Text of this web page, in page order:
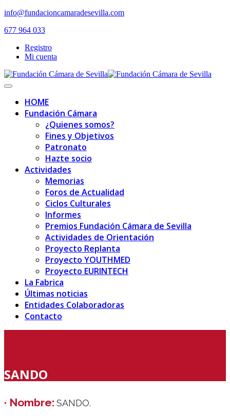
Skip
content
info@fundacioncamaradesevilla.com
677 964 033
Registro
Mi cuenta
Toggle
navigationHOME
Fundación Cámara
¿Quienes somos?
Fines y Objetivos
Patronato
Hazte socio
Actividades
Memorias
Foros de Actualidad
Ciclos Culturales
Informes
Premios Fundación Cámara de Sevilla
Actividades de Orientación
Proyecto Replanta
Proyecto YOUTHMED
Proyecto EURINTECH
La Fabrica
Últimas noticias
Entidades Colaboradoras
Contacto
SANDO
· Nombre: SANDO.